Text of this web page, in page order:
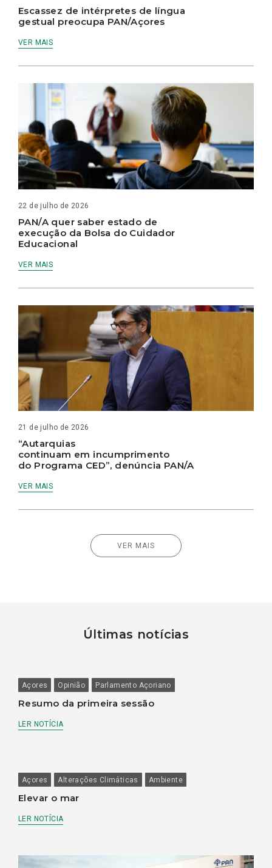
Escassez de intérpretes de língua
gestual preocupa PAN/Açores
VER MAIS
22 de julho de 2026
PAN/A quer saber estado de
execução da Bolsa do Cuidador
Educacional
VER MAIS
21 de julho de 2026
“Autarquias
continuam em incumprimento
do Programa CED”, denúncia PAN/A
VER MAIS
VER MAIS
Últimas notícias
Açores Opinião Parlamento Açoriano
Resumo da primeira sessão
LER NOTÍCIA
Açores Alterações Climáticas Ambiente
Elevar o mar
LER NOTÍCIA